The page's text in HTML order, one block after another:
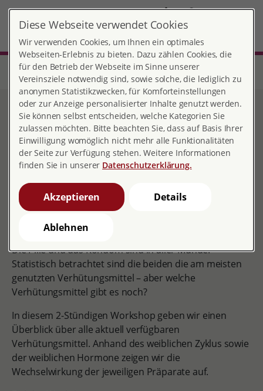
DE
Start Bayern
Beratungsstelle Kempten
Offene Treffen und Bildungsangebote
Alles Pille oder was?!
Alles Pille oder was?!
Verhütungsmittel verständlich erklärt.
Die Pille und das Kondom sind in aller Munde.
Statistisch betrachtet sind die beiden die am meisten
genutzten Verhütungsmittel – aber welche
Verhütungsmittel gibt es noch?
In diesem 2-Stündigen Workshop geben wir einen
Überblick über alle aktuell verfügbaren
Verhütungsmittel. Anhand des weiblichen Zyklus sowie
der weiblichen Hormone zeigen wir die
Wechselwirkung der jeweiligen Präparate auf.
Diese Webseite verwendet Cookies
Wir verwenden Cookies, um Ihnen ein optimales
Webseiten-Erlebnis zu bieten. Dazu zählen Cookies, die
für den Betrieb der Webseite im Sinne unserer
Vereinsziele notwendig sind, sowie solche, die lediglich zu
anonymen Statistikzwecken, für Komforteinstellungen
oder zur Anzeige personalisierter Inhalte genutzt werden.
Sie können selbst entscheiden, welche Kategorien Sie
zulassen möchten. Bitte beachten Sie, dass auf Basis Ihrer
Einwilligung womöglich nicht mehr alle Funktionalitäten
der Seite zur Verfügung stehen. Weitere Informationen
finden Sie in unserer Datenschutzerklärung.
Akzeptieren Details
Ablehnen